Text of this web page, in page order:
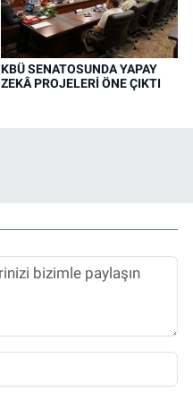
KBÜ SENATOSUNDA YAPAY
ZEKÂ PROJELERİ ÖNE ÇIKTI